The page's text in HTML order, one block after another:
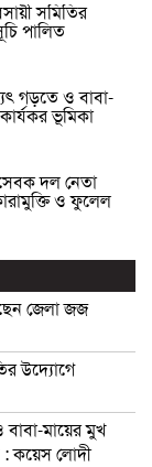
সমিতির
পালিত
গড়তে ও বাবা-
ভূমিকা
দল নেতা
ও ফুলেল
জেলা জজ
উদ্যোগে
বাবা-মায়ের মুখ
: কয়েস লোদী